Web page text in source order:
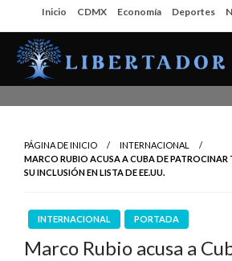
al
contenido
Inicio CDMX Economía Deportes
PÁGINA DE INICIO
INTERNACIONAL
MARCO RUBIO ACUSA A CUBA DE PATROCINAR
SU INCLUSIÓN EN LISTA DE EE.UU.
INTERNACIONAL PORTADA
Marco Rubio acusa a